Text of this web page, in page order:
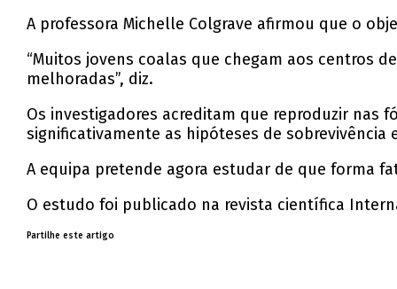
A professoraMichelle Colgrave afirmou que o
“Muitos jovens coalas que chegam aos centros
melhoradas”, diz.
Os investigadores acreditam que reproduzir nas
significativamente as hipóteses de
A equipa pretende agora estudar de que forma
O estudo foi publicado na revista científica
Partilhe este artigo